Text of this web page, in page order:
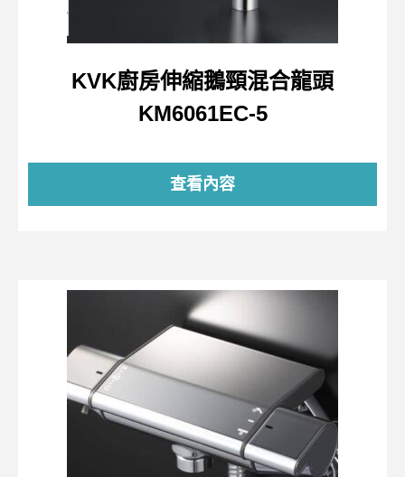
KVK廚房伸縮鵝頸混合龍頭
KM6061EC-5
查看內容